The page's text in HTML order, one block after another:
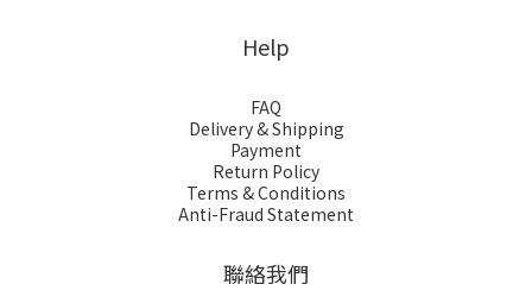
Help
FAQ
Delivery & Shipping
Payment
Return Policy
Terms & Conditions
Anti-Fraud Statement
聯絡我們